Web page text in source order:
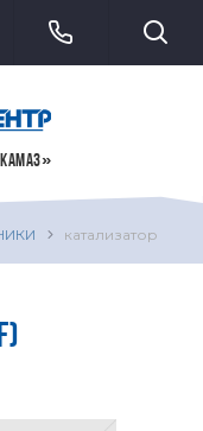
катализатор